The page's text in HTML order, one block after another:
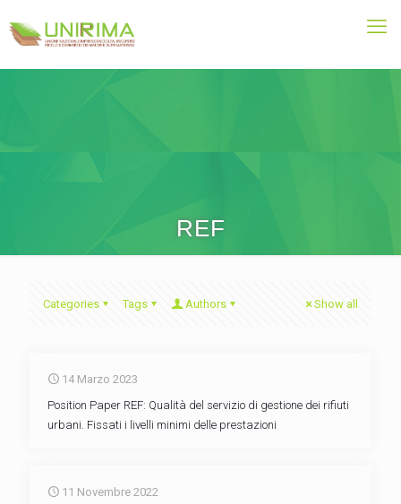
REF
Categories Tags Authors Show all
14 Marzo 2023
Position Paper REF: Qualità del servizio di gestione dei rifiuti
urbani. Fissati i livelli minimi delle prestazioni
11 Novembre 2022